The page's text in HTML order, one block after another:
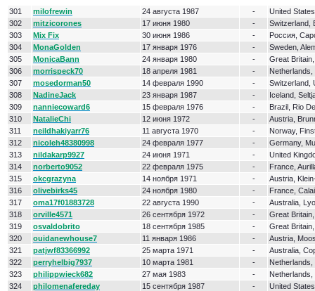
301 milofrewin 24 августа 1987 -
United
302
mitzicorones 17 июня 1980 -
Switzerland,
303
Mix Fix 30 июня 1986 -
Россия,
304
MonaGolden 17 января 1976 -
Sweden,
305
MonicaBann 24 января 1980 -
Great
306
morrispeck70 18 апреля 1981 -
Netherlands,
307
mosedorman50 14 февраля 1990 -
Switzerland,
308
NadineJack 23 января 1987 -
Iceland,
309
nanniecoward6 15 февраля 1976 -
Brazil, Rio
310
NatalieChi 12 июня 1972 -
Austria,
311
neildhakiyarr76 11 августа 1970 -
Norway,
312
nicoleh48380998 24 февраля 1977 -
Germany,
313
nildakarp9927 24 июня 1971 -
United
314
norberto9052 22 февраля 1975 -
France,
315
okcgrazyna 14 ноября 1971 -
Austria,
316
olivebirks45 24 ноября 1980 -
France,
317
oma17f01883728 22 августа 1990 -
Australia,
318
orville4571 26 сентября 1972 -
Great
319
osvaldobrito 18 сентября 1985 -
Great
320
ouidanewhouse7 11 января 1986 -
Austria,
321
patjwf83366992 25 марта 1971 -
Australia,
322
perryhelbig7937 10 марта 1981 -
Netherlands,
323
philippwieck682 27 мая 1983 -
324
philomenafereday 15 сентября 1987 -
United